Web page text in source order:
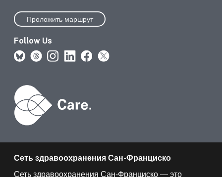
Проложить маршрут
Follow Us
Сеть здравоохранения Сан-Франциско
Сеть здравоохранения Сан-Франциско — это